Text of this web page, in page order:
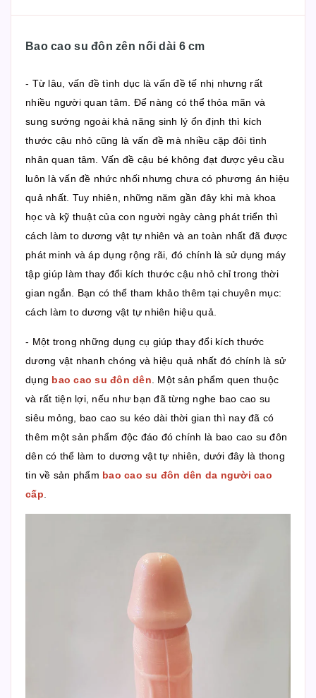
Bao cao su đôn zên nối dài 6 cm
- Từ lâu, vấn đề tình dục là vấn đề tế nhị nhưng rất
nhiều người quan tâm. Để nàng có thể thỏa mãn và
sung sướng ngoài khả năng sinh lý ổn định thì kích
thước cậu nhỏ cũng là vấn đề mà nhiều cặp đôi tình
nhân quan tâm. Vấn đề cậu bé không đạt được yêu cầu
luôn là vấn đề nhức nhối nhưng chưa có phương án hiệu
quả nhất. Tuy nhiên, những năm gần đây khi mà khoa
học và kỹ thuật của con người ngày càng phát triển thì
cách làm to dương vật tự nhiên và an toàn nhất đã được
phát minh và áp dụng rộng rãi, đó chính là sử dụng máy
tập giúp làm thay đổi kích thước cậu nhỏ chỉ trong thời
gian ngắn. Bạn có thể tham khảo thêm tại chuyên mục:
cách làm to dương vật tự nhiên hiệu quả.
- Một trong những dụng cụ giúp thay đổi kích thước
dương vật nhanh chóng và hiệu quả nhất đó chính là sử
dụng bao cao su đôn dên . Một sản phẩm quen thuộc
và rất tiện lợi, nếu như bạn đã từng nghe bao cao su
siêu mỏng, bao cao su kéo dài thời gian thì nay đã có
thêm một sản phẩm độc đáo đó chính là bao cao su đôn
dên có thể làm to dương vật tự nhiên, dưới đây là thong
tin về sản phẩm bao cao su đôn dên da người cao
cấp